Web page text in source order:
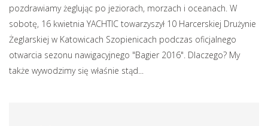
pozdrawiamy żeglując po jeziorach, morzach i oceanach. W
sobotę, 16 kwietnia YACHTIC towarzyszył 10 Harcerskiej Drużynie
Żeglarskiej w Katowicach Szopienicach podczas oficjalnego
otwarcia sezonu nawigacyjnego "Bagier 2016". Dlaczego? My
także wywodzimy się właśnie stąd...